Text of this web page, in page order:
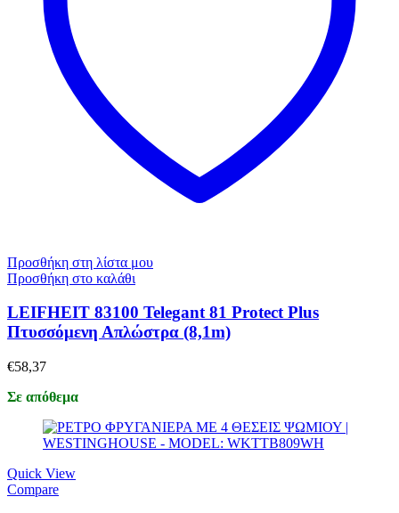
Προσθήκη στη λίστα μου
Προσθήκη στο καλάθι
LEIFHEIT 83100 Telegant 81 Protect Plus
Πτυσσόμενη Απλώστρα (8,1m)
€58,37
Σε απόθεμα
Quick View
Compare